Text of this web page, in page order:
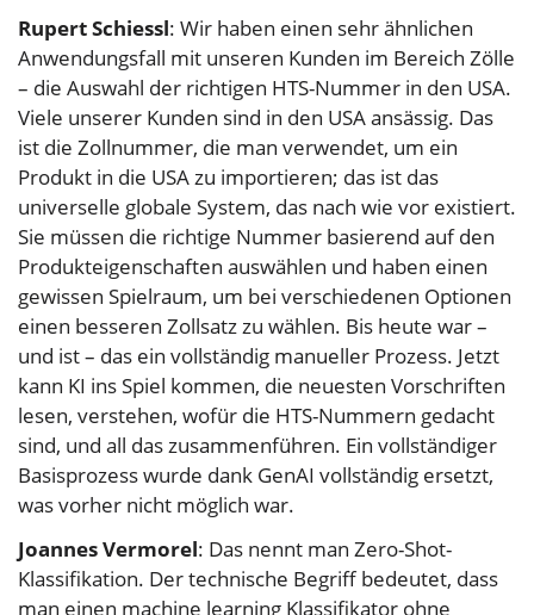
Rupert Schiessl: Wir haben einen sehr ähnlichen
Anwendungsfall mit unseren Kunden im Bereich Zölle
– die Auswahl der richtigen HTS-Nummer in den USA.
Viele unserer Kunden sind in den USA ansässig. Das
ist die Zollnummer, die man verwendet, um ein
Produkt in die USA zu importieren; das ist das
universelle globale System, das nach wie vor existiert.
Sie müssen die richtige Nummer basierend auf den
Produkteigenschaften auswählen und haben einen
gewissen Spielraum, um bei verschiedenen Optionen
einen besseren Zollsatz zu wählen. Bis heute war –
und ist – das ein vollständig manueller Prozess. Jetzt
kann KI ins Spiel kommen, die neuesten Vorschriften
lesen, verstehen, wofür die HTS-Nummern gedacht
sind, und all das zusammenführen. Ein vollständiger
Basisprozess wurde dank GenAI vollständig ersetzt,
was vorher nicht möglich war.
Joannes Vermorel: Das nennt man Zero-Shot-
Klassifikation. Der technische Begriff bedeutet, dass
man einen machine learning Klassifikator ohne